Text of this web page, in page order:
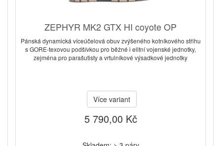
ZEPHYR MK2 GTX HI coyote OP
Pánská dynamická víceúčelová obuv zvýšeného kotníkového střihu
s GORE-texovou podšívkou pro běžné i elitní vojenské jednotky,
zejména pro parašutisty a vrtulníkové výsadkové jednotky
Více variant
5 790,00 Kč